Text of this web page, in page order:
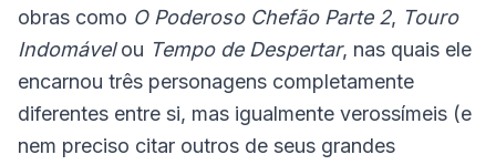
obras como O Poderoso Chefão Parte 2, Touro
Indomávelou Tempo de Despertar, nas quais ele
encarnou três personagens completamente
diferentes entre si, mas igualmente verossímeis (e
nem preciso citar outros de seus grandes